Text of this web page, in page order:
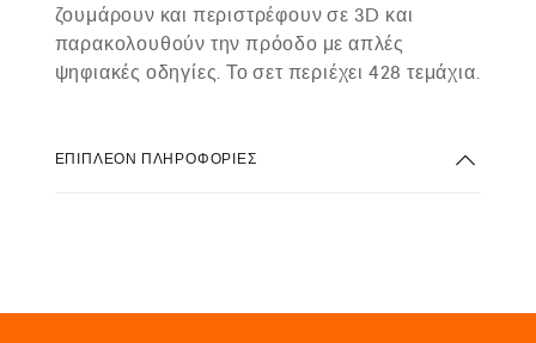
ζουμάρουν και περιστρέφουν σε 3D και
παρακολουθούν την πρόοδο με απλές
ψηφιακές οδηγίες. Το σετ περιέχει 428 τεμάχια.
ΕΠΙΠΛΈΟΝ ΠΛΗΡΟΦΟΡΊΕΣ